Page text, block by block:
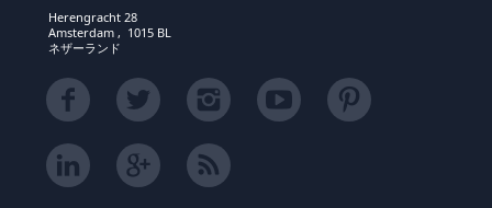
Herengracht 28
Amsterdam , 1015 BL
ネザーランド